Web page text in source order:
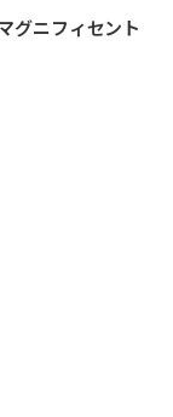
グニフィセント